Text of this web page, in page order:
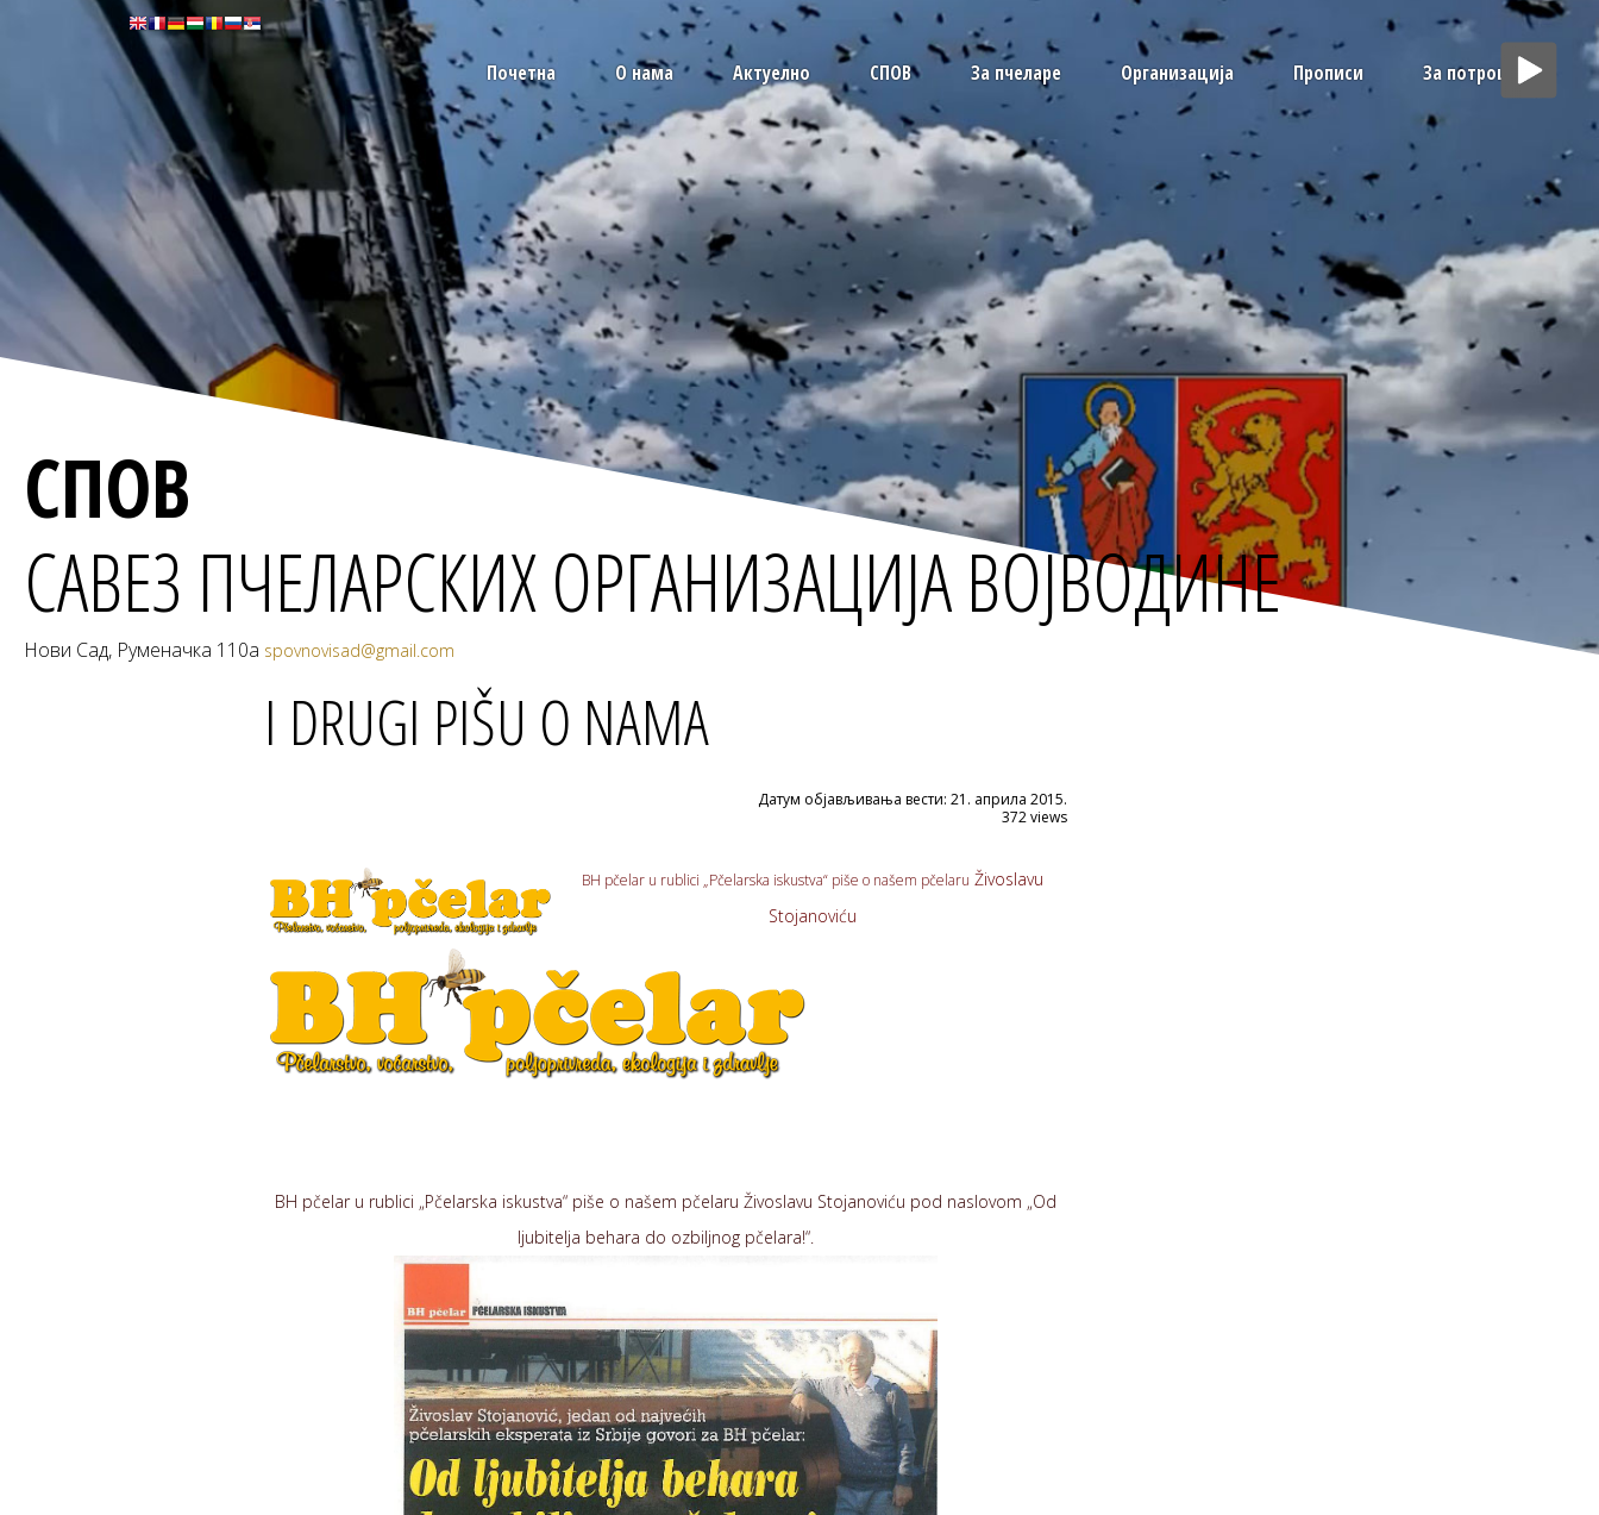
Почетна О нама Актуелно СПОВ За пчеларе Организација Прописи За потрошаче
СПОВ
САВЕЗ ПЧЕЛАРСКИХ ОРГАНИЗАЦИЈА ВОЈВОДИНЕ
Нови Сад, Руменачка 110а spovnovisad@gmail.com
I DRUGI PIŠU O NAMA
Датум објављивања вести: 21. априла 2015.
372 views
BH pčelar u rublici „Pčelarska iskustva“ piše o našem pčelaru Živoslavu
Stojanoviću
BH pčelar u rublici „Pčelarska iskustva“ piše o našem pčelaru Živoslavu Stojanoviću pod naslovom „Od
ljubitelja behara do ozbiljnog pčelara!“.